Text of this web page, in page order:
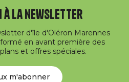
à la newsletter
d'île d'Oléron Marennes
en avant première des
et offres spéciales.
m'abonner